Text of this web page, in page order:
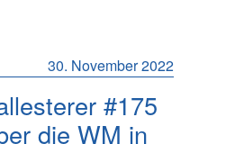
30. November 2022
#175
die WM in